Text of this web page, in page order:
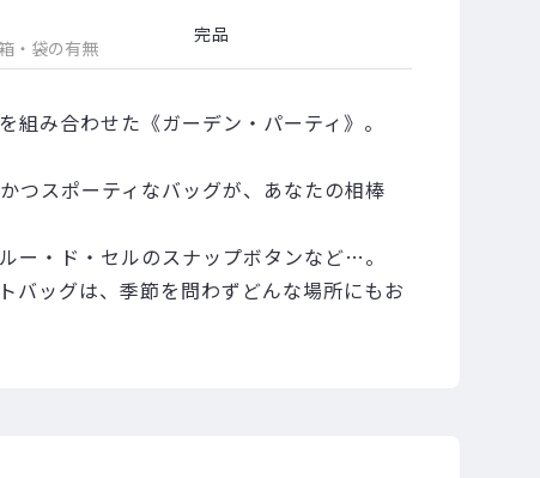
・袋の有無
完品
み合わせた《ガーデン・パーティ》。
つスポーティなバッグが、あなたの相棒
ー・ド・セルのスナップボタンなど…。
バッグは、季節を問わずどんな場所にもお